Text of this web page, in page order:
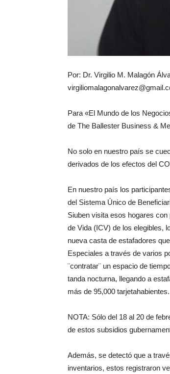
Por: Dr. Virgilio M. Malagón
Para «El Mundo de los
de The Ballester Business &
No solo en nuestro país se
derivados de los efectos del
En nuestro país los
del Sistema Único de
Siuben visita esos hogares
de Vida (ICV) de los elegibles,
nueva casta de estafadores
Especiales a través de varios
¨contratar¨ un espacio de
tanda nocturna, llegando a
más de 95,000 tarjetahabientes.
NOTA: Sólo del 18 al 20 de
de estos subsidios
Además, se detectó que a
inventarios, estos registraron